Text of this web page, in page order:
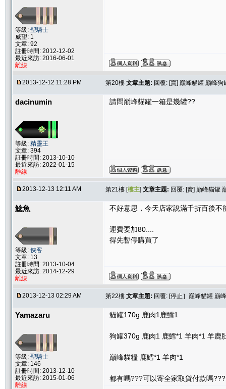
等級: 聖騎士
威望: 1
文章: 92
註冊時間: 2012-12-02
最近來訪: 2016-06-01
離線
2013-12-12 11:28 PM 第20樓 文章主題: 回覆: [賣] 巔峰貓罐 巔峰
dacinumin
等級: 精靈王
文章: 394
註冊時間: 2013-10-10
最近來訪: 2022-01-15
離線
請問巔峰貓罐一箱是幾罐??
2013-12-13 12:11 AM 第21樓 [樓主] 文章主題: 回覆: [賣] 巔峰貓罐
鯰魚
等級: 俠客
文章: 13
註冊時間: 2013-10-04
最近來訪: 2014-12-29
離線
不好意思，今天店家說滿千折百後不
運費要加80....
得先暫停購買了
2013-12-13 02:29 AM 第22樓 文章主題: 回覆: [停止］巔峰貓罐 巔
Yamazaru
等級: 聖騎士
文章: 146
註冊時間: 2013-12-10
最近來訪: 2015-01-06
離線
貓罐170g 鹿肉1鹿鱈1
狗罐370g 鹿肉1 鹿鱈*1 羊肉*1 羊鹿
巔峰貓糧 鹿鱈*1 羊肉*1
都有嗎???可以寄全家取貨付款嗎???